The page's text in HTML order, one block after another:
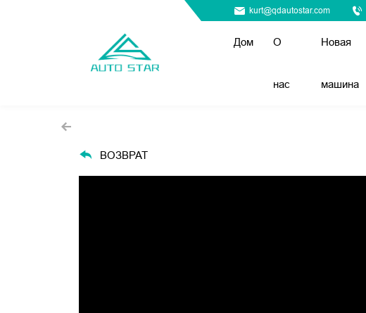
kurt@qdautostar.com
Дом О
нас
Новая
машина
ВОЗВРАТ